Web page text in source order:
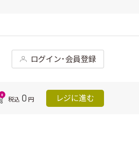
ログイン･会員登録
0
税込 0 円 レジに進む